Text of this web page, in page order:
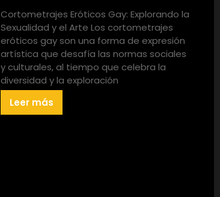
Cortometrajes Eróticos Gay: Explorando la
Sexualidad y el Arte Los cortometrajes
eróticos gay son una forma de expresión
artística que desafía las normas sociales
y culturales, al tiempo que celebra la
diversidad y la exploración
Leer más